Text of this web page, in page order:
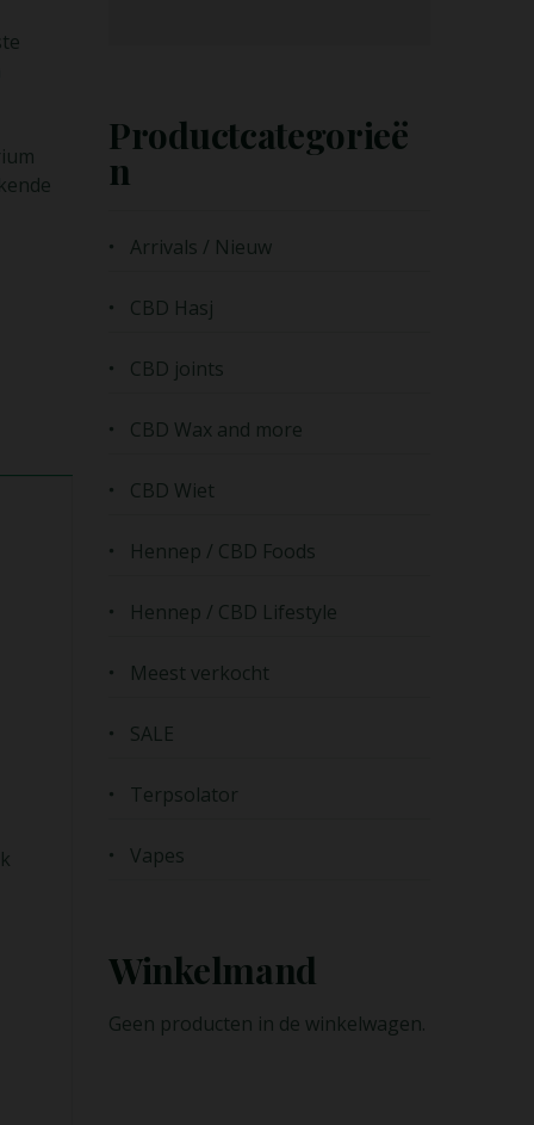
Productcategorieë
N
Arrivals / Nieuw
CBD Hasj
CBD joints
CBD Wax and more
CBD Wiet
Hennep / CBD Foods
Hennep / CBD Lifestyle
Meest verkocht
SALE
Terpsolator
Vapes
Winkelmand
Geen producten in de winkelwagen.